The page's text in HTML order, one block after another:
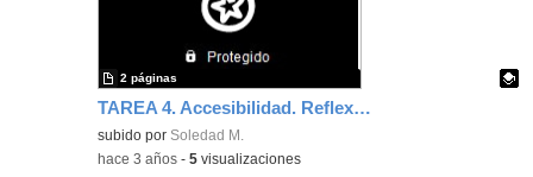
TAREA 4. Accesibilidad. Reflexión Uso de subtítulos. Soledad Moreno.
Contenido educativo.
subido por Soledad M.
2 páginas
-hace 3 años -5 visualizaciones